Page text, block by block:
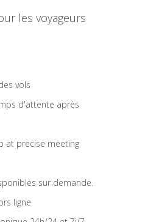
les voyageurs
vols
d'attente après
at precise meeting
sur demande.
ligne